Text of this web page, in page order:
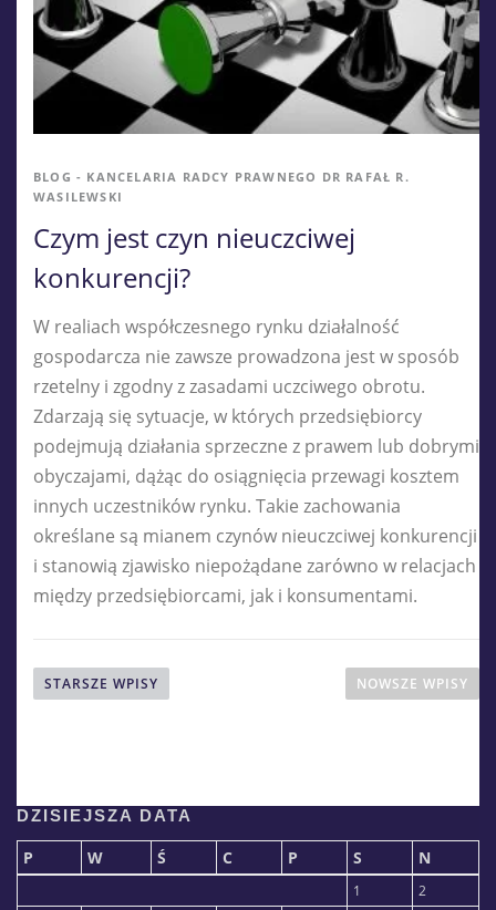
BLOG - KANCELARIA RADCY PRAWNEGO DR RAFAŁ R.
WASILEWSKI
Czym jest czyn nieuczciwej
konkurencji?
W realiach współczesnego rynku działalność
gospodarcza nie zawsze prowadzona jest w sposób
rzetelny i zgodny z zasadami uczciwego obrotu.
Zdarzają się sytuacje, w których przedsiębiorcy
podejmują działania sprzeczne z prawem lub dobrymi
obyczajami, dążąc do osiągnięcia przewagi kosztem
innych uczestników rynku. Takie zachowania
określane są mianem czynów nieuczciwej konkurencji
i stanowią zjawisko niepożądane zarówno w relacjach
między przedsiębiorcami, jak i konsumentami.
STARSZE WPISY NOWSZE WPISY
DZISIEJSZA DATA
P W Ś C P S N
1
2